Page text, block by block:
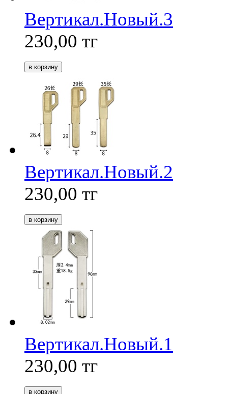
Вертикал.Новый.3
230,00 тг
Вертикал.Новый.2
230,00 тг
Вертикал.Новый.1
230,00 тг